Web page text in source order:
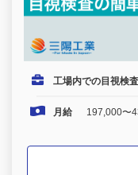
工場内での目視検
月給 197,000〜